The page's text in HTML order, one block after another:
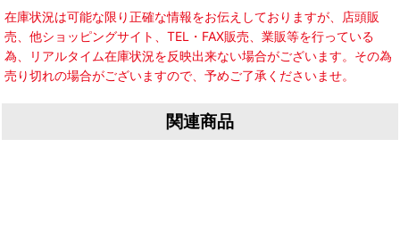
在庫状況は可能な限り正確な情報をお伝えしておりますが、店頭販
売、他ショッピングサイト、TEL・FAX販売、業販等を行っている
為、リアルタイム在庫状況を反映出来ない場合がございます。その為
売り切れの場合がございますので、予めご了承くださいませ。
関連商品